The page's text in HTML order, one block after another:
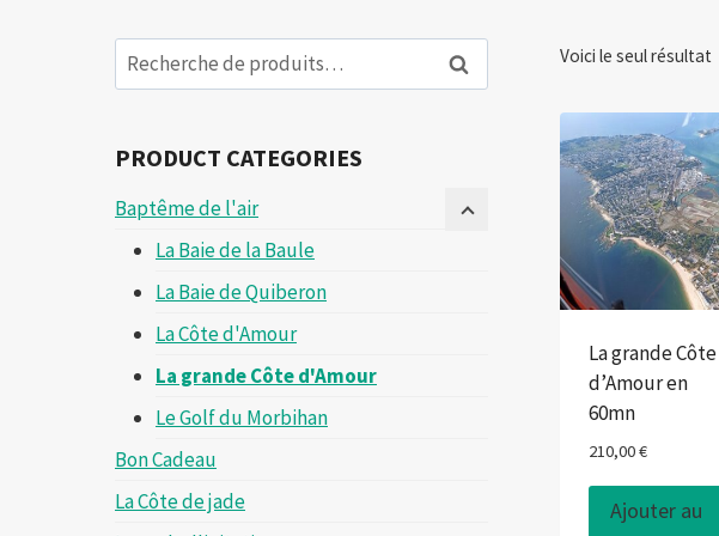
Voici le seul résultat
La grande Côte
d’Amour en
60mn
210,00€
Ajouter au
Recherche
pour :
Recherche
PRODUCT CATEGORIES
Baptême de l'air
La Baie de la Baule
La Baie de Quiberon
La Côte d'Amour
La grande Côte d'Amour
Le Golf du Morbihan
Bon Cadeau
La Côte de jade